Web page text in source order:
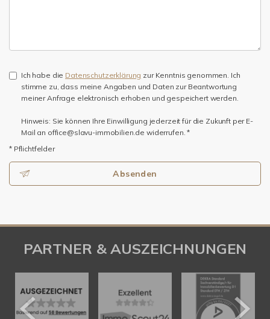
Ich habe die Datenschutzerklärung zur Kenntnis genommen. Ich
stimme zu, dass meine Angaben und Daten zur Beantwortung
meiner Anfrage elektronisch erhoben und gespeichert werden.
Hinweis: Sie können Ihre Einwilligung jederzeit für die Zukunft per E-
Mail an office@slavu-immobilien.de widerrufen. *
* Pflichtfelder
Absenden
PARTNER & AUSZEICHNUNGEN